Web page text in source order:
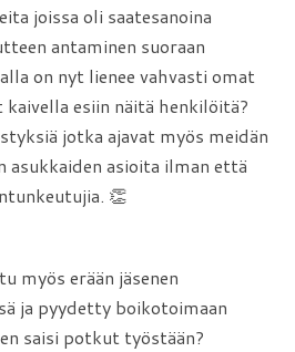
joissa oli saatesanoina
antaminen suoraan
on nyt lienee vahvasti omat
esiin näitä henkilöitä?
jotka ajavat myös meidän
asukkaiden asioita ilman että
👏
myös erään jäsenen
ja pyydetty boikotoimaan
saisi potkut työstään?